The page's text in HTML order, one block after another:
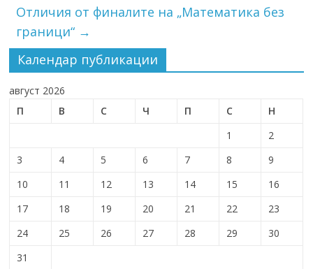
Отличия от финалите на „Математика без
граници“ →
Календар публикации
август 2026
П
В С Ч П С
Н
1
2
3
4 5 6 7 8
9
10
11 12 13 14 15
16
17
18 19 20 21 22
23
24
25 26 27 28 29
30
31